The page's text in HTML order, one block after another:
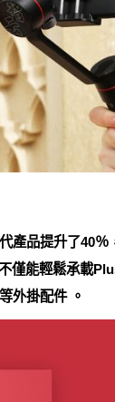
品提升了40
僅能輕鬆承載
外掛配件 。